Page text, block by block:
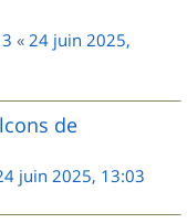
« 24 juin 2025,
de
juin 2025, 13:03